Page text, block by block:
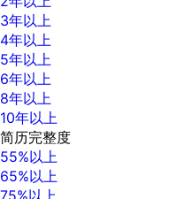
3年以上
4年以上
5年以上
6年以上
8年以上
10年以上
简历完整度
55%以上
65%以上
75%以上